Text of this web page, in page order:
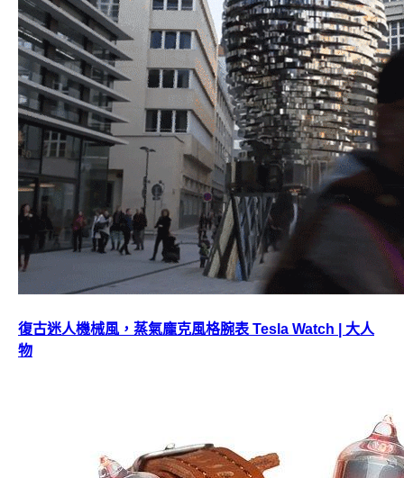
復古迷人機械風，蒸氣龐克風格腕表 Tesla Watch | 大人
物